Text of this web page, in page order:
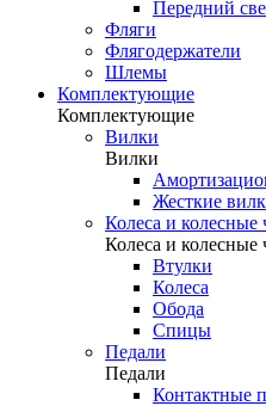
Передний
Фляги
Флягодержатели
Шлемы
Комплектующие
Комплектующие
Вилки
Вилки
Жесткие
Колеса и колесные
Колеса и колесные
Втулки
Колеса
Обода
Спицы
Педали
Педали
Контактные